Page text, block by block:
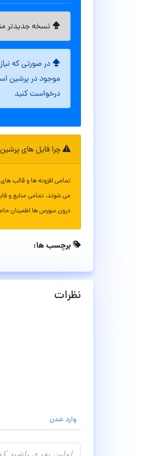
نسخه جدیدتر
در صورتی که
موجود در پرشین
درخواست کنید
چرا فایل های
تمامی افزونه ها و قالب
می شوند. تمامی منابع و
درون سورس ها اطمینان
برچسب ها:
نظرات
وارد شدن